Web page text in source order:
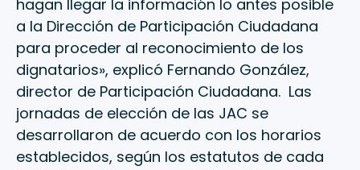
hagan llegar la información lo antes posible
a la Dirección de Participación Ciudadana
para proceder al reconocimiento de los
dignatarios», explicó Fernando González,
director de Participación Ciudadana. Las
jornadas de elección de las JAC se
desarrollaron de acuerdo con los horarios
establecidos, según los estatutos de cada